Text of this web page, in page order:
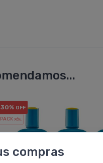
compras
30% OFF
PACK x6u.